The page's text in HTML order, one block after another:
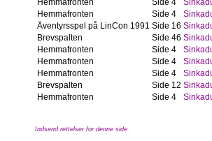
Hemmafronten
Side 4
Hemmafronten
Side 4
Äventyrsspel på LinCon 1991 Side 16
Brevspalten
Side 46
Hemmafronten
Side 4
Hemmafronten
Side 4
Hemmafronten
Side 4
Brevspalten
Side 12
Hemmafronten
Side 4
Indsend rettelser for denne side